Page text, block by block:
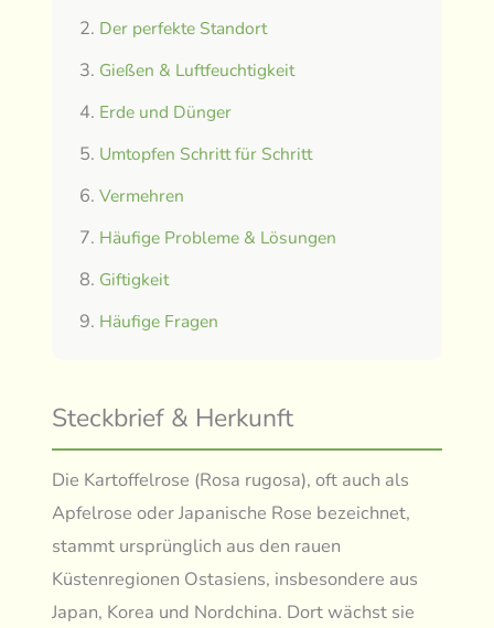
Der perfekte Standort
Gießen & Luftfeuchtigkeit
Erde und Dünger
Umtopfen Schritt für Schritt
Vermehren
Häufige Probleme & Lösungen
Giftigkeit
Häufige Fragen
Steckbrief & Herkunft
Die Kartoffelrose (Rosa rugosa), oft auch als
Apfelrose oder Japanische Rose bezeichnet,
stammt ursprünglich aus den rauen
Küstenregionen Ostasiens, insbesondere aus
Japan, Korea und Nordchina. Dort wächst sie